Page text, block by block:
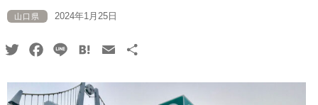
山口県 2024年1月25日
TwitterFacebook
Line HatenaEmail